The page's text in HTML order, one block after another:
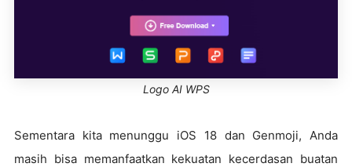
Logo AI WPS
Sementara kita menunggu iOS 18 dan Genmoji, Anda
masih bisa memanfaatkan kekuatan kecerdasan buatan